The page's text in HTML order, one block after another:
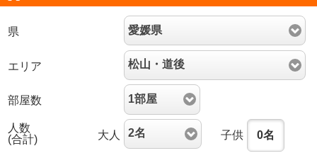
県 愛媛県
エリア 松山・道後
部屋数 1部屋
人数
(合計)
大人 2名 子供 0名